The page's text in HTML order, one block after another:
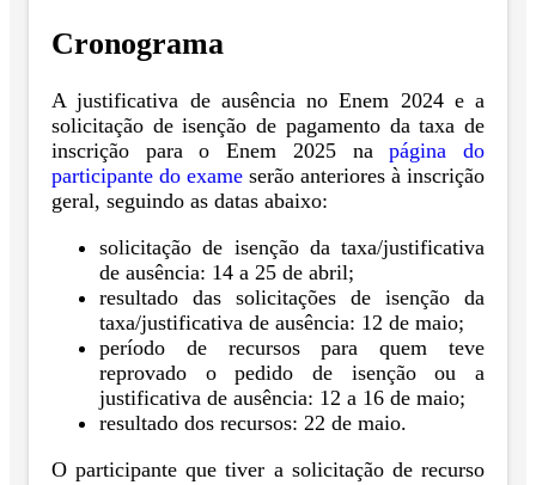
Cronograma
A justificativa de ausência no Enem 2024 e a
solicitação de isenção de pagamento da taxa de
inscrição para o Enem 2025 napágina do
participante do exame serão anteriores à inscrição
geral, seguindo as datas abaixo:
solicitação de isenção da taxa/justificativa
de ausência: 14 a 25 de abril;
resultado das solicitações de isenção da
taxa/justificativa de ausência: 12 de maio;
período de recursos para quem teve
reprovado o pedido de isenção ou a
justificativa de ausência: 12 a 16 de maio;
resultado dos recursos: 22 de maio.
O participante que tiver a solicitação de recurso